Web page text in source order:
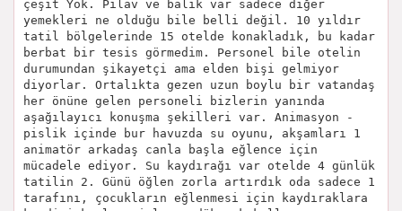
çeşit Yok. Pilav ve balık var sadece diğer
yemekleri ne olduğu bile belli değil. 10 yıldır
tatil bölgelerinde 15 otelde konakladık, bu kadar
berbat bir tesis görmedim. Personel bile otelin
durumundan şikayetçi ama elden bişi gelmiyor
diyorlar. Ortalıkta gezen uzun boylu bir vatandaş
her önüne gelen personeli bizlerin yanında
aşağılayıcı konuşma şekilleri var. Animasyon -
pislik içinde bur havuzda su oyunu, akşamları 1
animatör arkadaş canla başla eğlence için
mücadele ediyor. Su kaydırağı var otelde 4 günlük
tatilin 2. Günü öğlen zorla artırdık oda sadece 1
tarafını, çocukların eğlenmesi için kaydıraklara